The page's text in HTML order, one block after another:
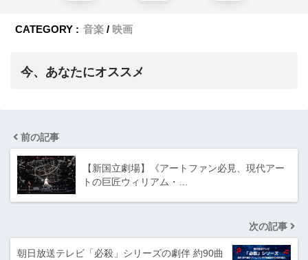
CATEGORY : 音楽 映画
今、あなたにオススメ
前の記事
【新国立劇場】《アートファン必見、現代アー
トの巨匠ウィリアム・…
次の記事
朝日放送テレビ「必殺」シリーズの劇伴 約90曲